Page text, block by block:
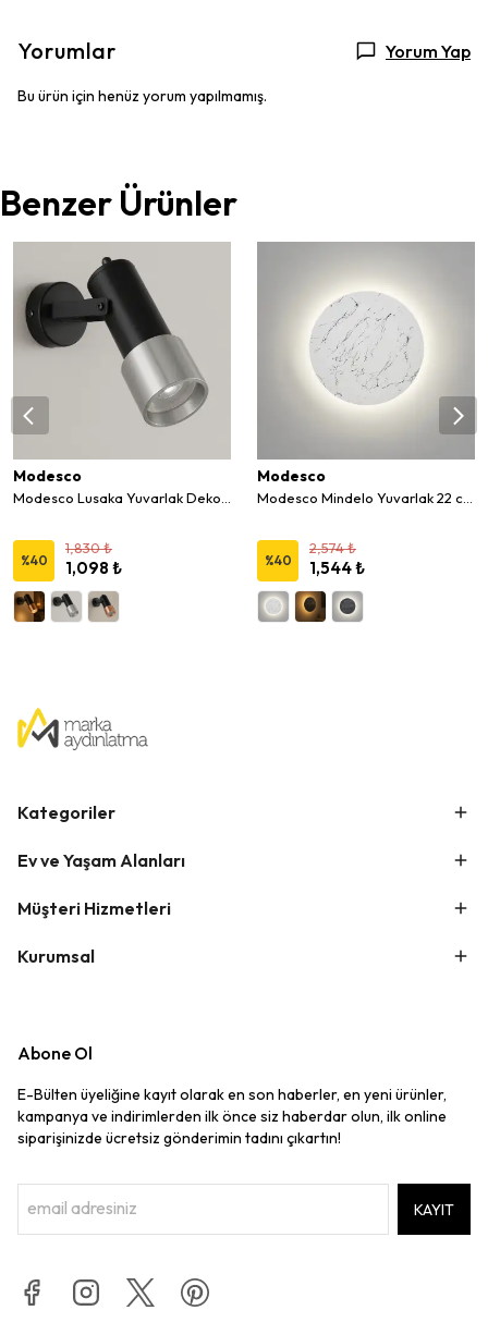
Yorumlar Yorum Yap
Bu ürün için henüz yorum yapılmamış.
Benzer Ürünler
Modesco
%40
1,830 ₺
1,098 ₺
Modesco
%40
2,574 ₺
1,544 ₺
Kategoriler
Ev ve Yaşam Alanları
Müşteri Hizmetleri
Kurumsal
Abone Ol
E-Bülten üyeliğine kayıt olarak en son haberler, en yeni ürünler,
kampanya ve indirimlerden ilk önce siz haberdar olun, ilk online
siparişinizde ücretsiz gönderimin tadını çıkartın!
KAYIT